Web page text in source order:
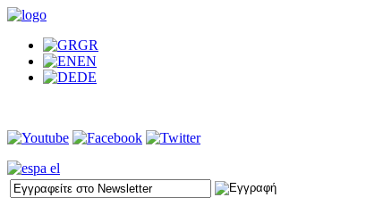
GR
EN
DE